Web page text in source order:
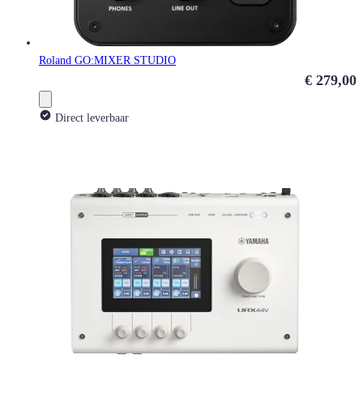
Roland GO:MIXER STUDIO
€ 279,00
Direct leverbaar